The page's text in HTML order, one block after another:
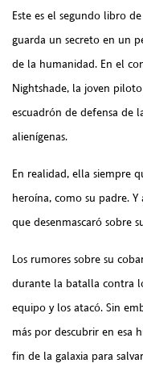
Este es el segundo libro
guarda un secreto en un
de la humanidad. En el
Nightshade, la joven
escuadrón de defensa de
alienígenas.
En realidad, ella siempre
heroína, como su padre.
que desenmascaró sobre
Los rumores sobre su
durante la batalla contra
equipo y los atacó. Sin
más por descubrir en esa
fin de la galaxia para